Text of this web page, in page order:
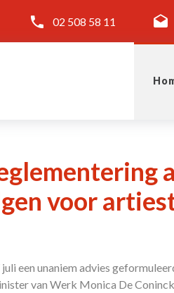
02 508 58 11
voor
een unaniem advies
van Werk Monica De